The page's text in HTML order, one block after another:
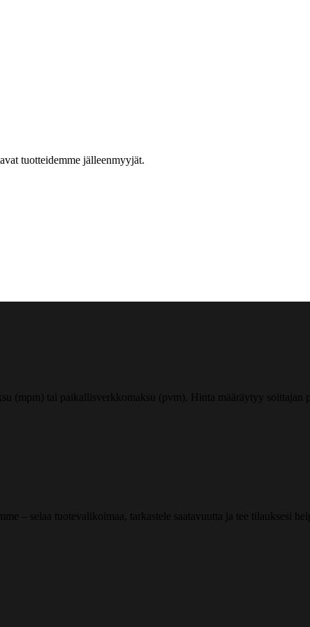
tuotteidemme jälleenmyyjät.
(mpm) tai paikallisverkkomaksu (pvm). Hinta määräytyy soittajan
– selaa tuotevalikoimaa, tarkastele saatavuutta ja tee tilauksesi